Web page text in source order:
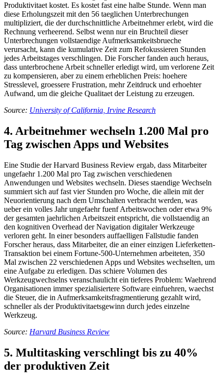
Produktivitaet kostet. Es kostet fast eine halbe Stunde. Wenn man
diese Erholungszeit mit den 56 taeglichen Unterbrechungen
multipliziert, die der durchschnittliche Arbeitnehmer erlebt, wird die
Rechnung verheerend. Selbst wenn nur ein Bruchteil dieser
Unterbrechungen vollstaendige Aufmerksamkeitsbrueche
verursacht, kann die kumulative Zeit zum Refokussieren Stunden
jedes Arbeitstages verschlingen. Die Forscher fanden auch heraus,
dass unterbrochene Arbeit schneller erledigt wird, um verlorene Zeit
zu kompensieren, aber zu einem erheblichen Preis: hoehere
Stresslevel, groessere Frustration, mehr Zeitdruck und erhoehter
Aufwand, um die gleiche Qualitaet der Leistung zu erzeugen.
Source: University of California, Irvine Research
4. Arbeitnehmer wechseln 1.200 Mal pro
Tag zwischen Apps und Websites
Eine Studie der Harvard Business Review ergab, dass Mitarbeiter
ungefaehr 1.200 Mal pro Tag zwischen verschiedenen
Anwendungen und Websites wechseln. Dieses staendige Wechseln
summiert sich auf fast vier Stunden pro Woche, die allein mit der
Neuorientierung nach dem Umschalten verbracht werden, was
ueber ein volles Jahr ungefaehr fuenf Arbeitswochen oder etwa 9%
der gesamten jaehrlichen Arbeitszeit entspricht, die vollstaendig an
den kognitiven Overhead der Navigation digitaler Werkzeuge
verloren geht. In einer besonders auffaelligen Fallstudie fanden
Forscher heraus, dass Mitarbeiter, die an einer einzigen Lieferketten-
Transaktion bei einem Fortune-500-Unternehmen arbeiteten, 350
Mal zwischen 22 verschiedenen Apps und Websites wechselten, um
eine Aufgabe zu erledigen. Das schiere Volumen des
Werkzeugwechselns veranschaulicht ein tieferes Problem: Waehrend
Organisationen immer spezialisiertere Software einfuehren, waechst
die Steuer, die in Aufmerksamkeitsfragmentierung gezahlt wird,
schneller als der Produktivitaetsgewinn durch jedes einzelne
Werkzeug.
Source: Harvard Business Review
5. Multitasking verschlingt bis zu 40%
der produktiven Zeit